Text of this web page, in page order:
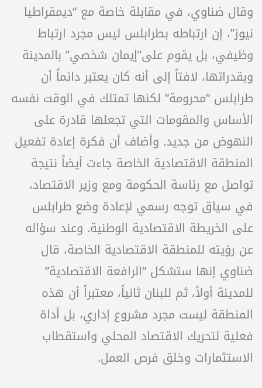
وقال ضناوي، في مقابلة خاصة مع “ديمقراطيا
نيوز”، إن ارتباطه بطرابلس ليس مجرد ارتباط
وظيفي، بل يقوم على”إيمان شخصي” بالمدينة
وبقدراتها، لافتاً إلى أنه كان يعتبر دائماً أن
طرابلس “محرومة” لكنها تمتلك في الوقت نفسه
الأساس والمقومات التي تجعلها قادرة على
النهوض من جديد. وأضاف أن فكرة إعادة تفعيل
المنطقة الاقتصادية الخاصة جاءت أيضاً نتيجة
تواصل مع رئاسة الحكومة ومع وزير الاقتصاد،
في سياق توجه رسمي لإعادة وضع طرابلس
على الخريطة الاقتصادية الوطنية. وعند سؤاله
عن رؤيته للمنطقة الاقتصادية الخاصة، قال
ضناوي إنها ستشكل “الرافعة الاقتصادية”
للمدينة أولاً، ثم للبنان ثانياً، معتبراً أن هذه
المنطقة ليست مجرد مشروع إداري، بل أداة
فعلية لتحريك الاقتصاد المحلي واستقطاب
الاستثمارات وخلق فرص العمل.